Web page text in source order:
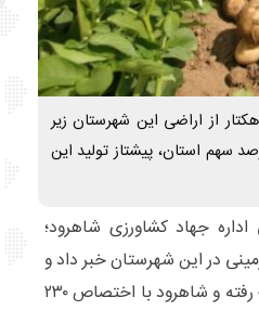
مدیریت جهاد کشاورزی شاهرود گفت: تاکنون ۱۱۰ هکتار از اراضی این شهرستان زیر
رفته و شاهرود با اختصاص بیش از ۵۰ درصد سهم استان، پیشتاز تولید این
جهاد کشاورزی شاهرود؛
در این شهرستان خبر داد و
گفت: تاکنون ۱۱۰ هکتار از اراضی پیش‌بینی‌شده زیر کشت رفته و شاهرود با اختصاص ۲۳۰